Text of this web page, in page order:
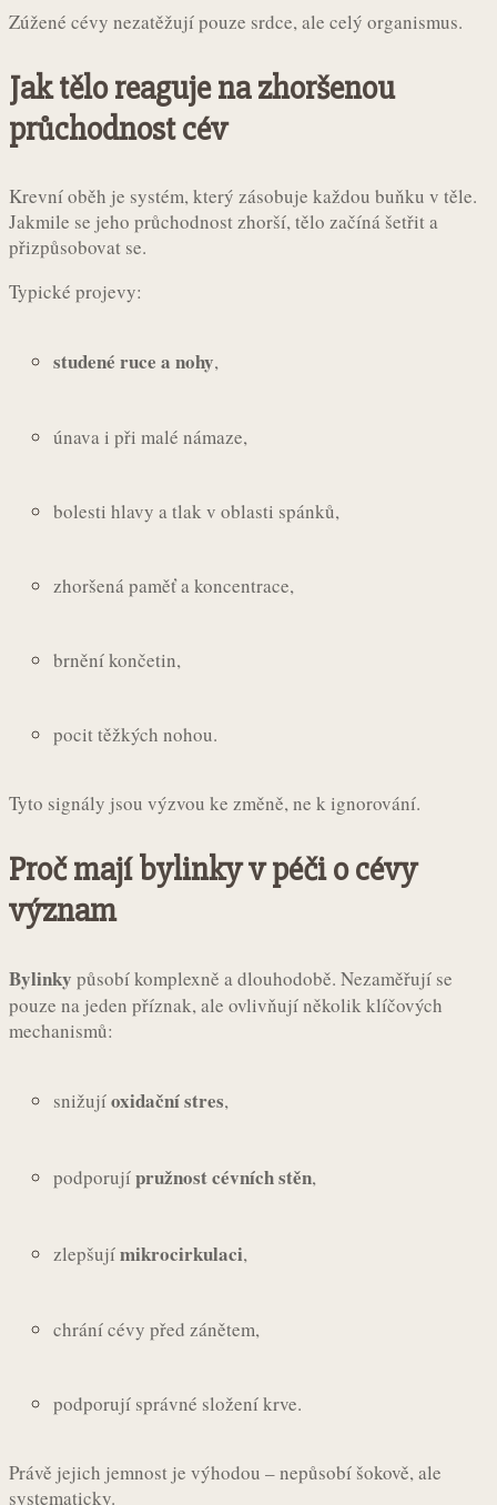
Zúžené cévy nezatěžují pouze srdce, ale celý organismus.
Jak tělo reaguje na zhoršenou
průchodnost cév
Krevní oběh je systém, který zásobuje každou buňku v těle.
Jakmile se jeho průchodnost zhorší, tělo začíná šetřit a
přizpůsobovat se.
Typické projevy:
studené ruce a nohy,
únava i při malé námaze,
bolesti hlavy a tlak v oblasti spánků,
zhoršená paměť a koncentrace,
brnění končetin,
pocit těžkých nohou.
Tyto signály jsou výzvou ke změně, ne k ignorování.
Proč mají bylinky v péči o cévy
význam
Bylinky působí komplexně a dlouhodobě. Nezaměřují se
pouze na jeden příznak, ale ovlivňují několik klíčových
mechanismů:
snižujíoxidační stres,
podporujípružnost cévních stěn,
zlepšujímikrocirkulaci,
chrání cévy před zánětem,
podporují správné složení krve.
Právě jejich jemnost je výhodou – nepůsobí šokově, ale
systematicky.